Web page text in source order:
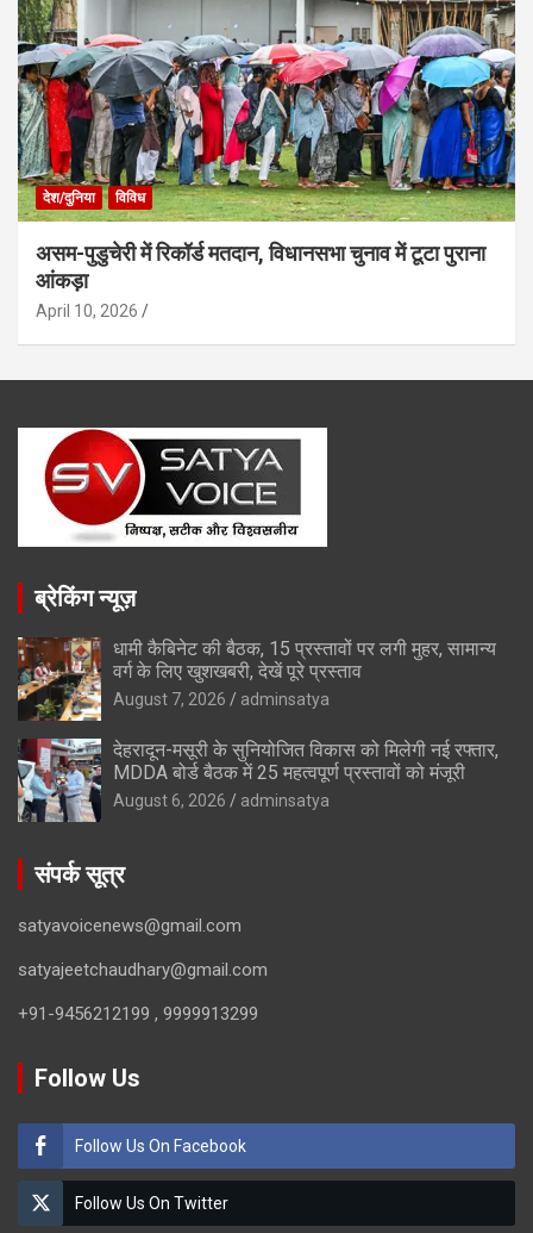
देश/दुनिया विविध
असम-पुडुचेरी में रिकॉर्ड मतदान, विधानसभा चुनाव में टूटा पुराना
आंकड़ा
April 10, 2026
ब्रेकिंग न्यूज़
धामी कैबिनेट की बैठक, 15 प्रस्तावों पर लगी मुहर, सामान्य
वर्ग के लिए खुशखबरी, देखें पूरे प्रस्ताव
August 7, 2026 adminsatya
देहरादून-मसूरी के सुनियोजित विकास को मिलेगी नई रफ्तार,
MDDA बोर्ड बैठक में 25 महत्वपूर्ण प्रस्तावों को मंजूरी
August 6, 2026 adminsatya
संपर्क सूत्र
satyavoicenews@gmail.com
satyajeetchaudhary@gmail.com
+91-9456212199 , 9999913299
Follow Us
Follow Us On Facebook
Follow Us On Twitter